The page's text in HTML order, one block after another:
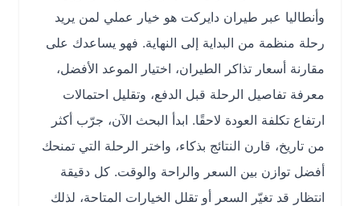
وأنطاليا عبر طيران دايركت هو خيار عملي لمن يريد
رحلة منظمة من البداية إلى النهاية. فهو يساعدك على
مقارنة أسعار تذاكر الطيران، اختيار الموعد الأفضل،
معرفة تفاصيل الرحلة قبل الدفع، وتقليل احتمالات
ارتفاع تكلفة العودة لاحقًا. ابدأ البحث الآن، جرّب أكثر
من تاريخ، قارن النتائج بذكاء، واختر الرحلة التي تمنحك
أفضل توازن بين السعر والراحة والوقت. كل دقيقة
انتظار قد تغيّر السعر أو تقلل الخيارات المتاحة، لذلك